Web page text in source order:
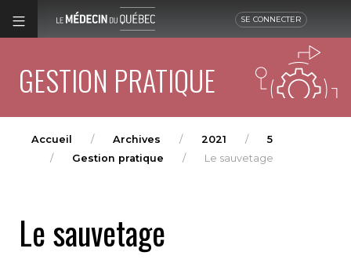
SE CONNECTER
GESTION PRATIQUE
Accueil Archives 2021
5
Gestion pratique
Le sauvetage
Le sauvetage